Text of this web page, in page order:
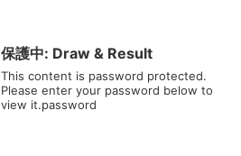
保護中: Draw & Result
This content is password protected.
Please enter your password below to
view it.password